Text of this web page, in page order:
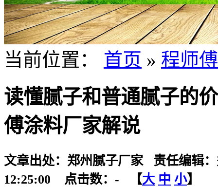
当前位置： 首页 » 程师
读懂腻子和普通腻子的
傅涂料厂家解说
文章出处：郑州腻子厂家 责任编辑
12:25:00 点击数： - 【大 中 小】